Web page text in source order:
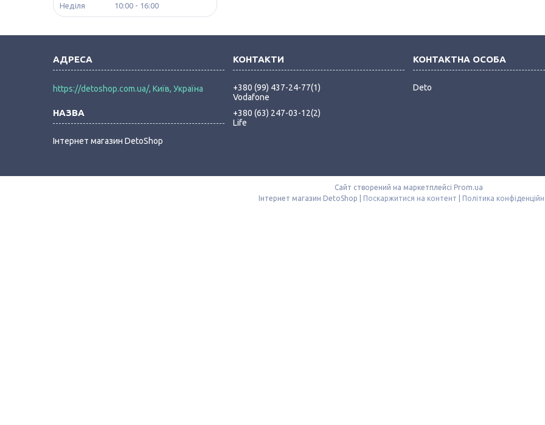
Неділя
10:00 16:00
https://detoshop.com.ua/, Київ, Україна
Інтернет магазин DetoShop
+380 (99) 437-24-77 1
Vodafone
+380 (63) 247-03-12 2
Life
Deto
Сайт створений на маркетплейсі Prom.ua
Поскаржитися на контент Політика